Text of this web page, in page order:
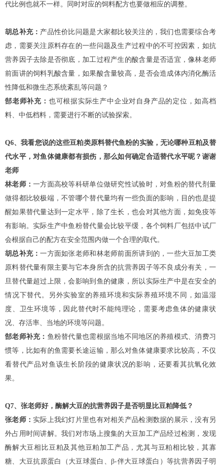
代比例也就不一样。同时对应的饲料配方也要做相应的调整。
胡总补充： 产品性价比问题是大家都比较关注的，我们也需要综合考
虑，需要关注原料存在的一些问题及生产过程中的不可控因素，如抗
营养因子去除是否彻底，加工过程产生的酸含量是否适宜，像林老师
前面讲的饲料乳酸含量，如果酸含量较高，是否会造成体内消化酶活
性降低和微生态系统紊乱等问题？
郜老师补充： 也可根据实际生产中企业对自身产品的定位，如高档
料、中低档料，需要进行不断的试验探索。
Q6、我看您说的这些豆粕类原料替代鱼粉的实验，无论哪种豆粕及替
代水平，对鱼体健康都有损伤，那么如何确定合适替代水平呢？谢谢
老师
林老师：一方面高校等科研单位做研究性试验时，对鱼粉的替代剂量
做得都比较极端，不管哪个替代量均有一些负面的影响，目的也是提
醒如果替代量达到一定水平，除了生长，也会对其他方面，如免疫等
有影响。实际生产中鱼粉替代量会比较平缓，各个饲料厂包括中试厂
会根据自己的配方在安全范围内做一个合理的取代。
胡总补充：一方面如张老师和林老师前面所讲到的，一些大豆加工类
原料替代量有限主要与它本身所含的抗营养因子等不良成分有关，一
旦替代量超过上限，会影响到鱼的健康，所以实际生产中是在安全的
情况下替代。另外实验室的养殖环境和实际养殖环境不同，如温湿
度、卫生环境等，因此替代时不能纯理论，需要考虑鱼体的健康状
况、存活率、当地的环境等问题。
郜老师补充： 鱼粉替代量也需根据当地不同地区的养殖模式、消费习
惯等，比如有的鱼需要长途运输，那么对鱼体健康要求比较高，不仅
看替代产品对鱼该生长阶段的健康状况的影响，还要看其抗氧化效
果。
Q7、张老师好，酶解大豆的抗营养因子是否明显比豆粕降低？
张老师： 实际上我幻灯片里也有对相关产品检测数据的展示，没有另
外占用时间讲解。我们对市场上搜集的大豆加工产品经过检测，发现
酶解大豆相比豆粕及其他豆粕加工产品，尤其与豆粕相比较，其寡
糖、大豆抗原蛋白（大豆球蛋白、β-伴大豆球蛋白）等抗营养因子明